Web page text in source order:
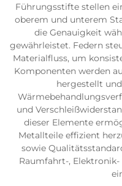
Führungsstifte stellen
oberem und unterem
die Genauigkeit
gewährleistet. Federn
Materialfluss, um
Komponenten werden
hergestellt
und
dieser Elemente
Metallteile effizient
sowie
Raumfahrt-,